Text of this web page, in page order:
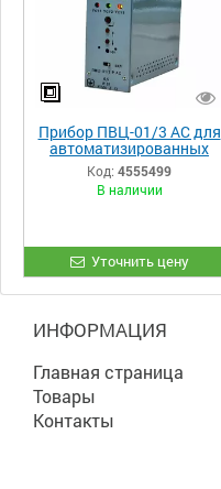
Прибор ПВЦ-01/3 АС для
автоматизированных
системах управления
технологическими
процессами
Код: 4555499
В наличии
Уточнить цену
ИНФОРМАЦИЯ
Главная страница
Товары
Контакты